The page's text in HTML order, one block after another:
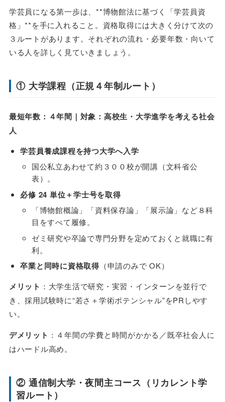
学芸員になる第一歩は、**博物館法に基づく「学芸員資
格」**を手に入れること。資格取得には大きく分けて次の
３ルートがあります。それぞれの流れ・必要年数・向いて
いる人を詳しく見ていきましょう。
① 大学課程（正規４年制ルート）
最短年数：４年間｜対象：高校生・大学進学を考える社会
人
学芸員養成課程を持つ大学へ入学
国公私立あわせて約３００校が開講（文科省公
表）。
必修 24 単位＋学士号を取得
「博物館概論」「資料保存論」「展示論」など８科
目をすべて履修。
ゼミ研究や卒論で専門分野を定めておくと就職に有
利。
卒業と同時に資格取得（申請のみで OK）
メリット ：大学生活で研究・実習・インターンを並行で
き、採用試験時に“若さ＋学術ポテンシャル”をPRしやす
い。
デメリット ：４年間の学費と時間がかかる／既卒社会人に
はハードル高め。
② 通信制大学・夜間主コース（リカレント学
習ルート）